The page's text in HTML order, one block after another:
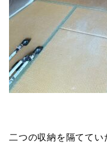
二つの収納を隔てて